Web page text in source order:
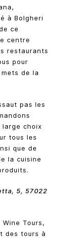
à Bolgheri
ce
centre
restaurants
pour
de la
pas les
large choix
tous les
que de
la cuisine
5, 57022
Tours,
des tours à